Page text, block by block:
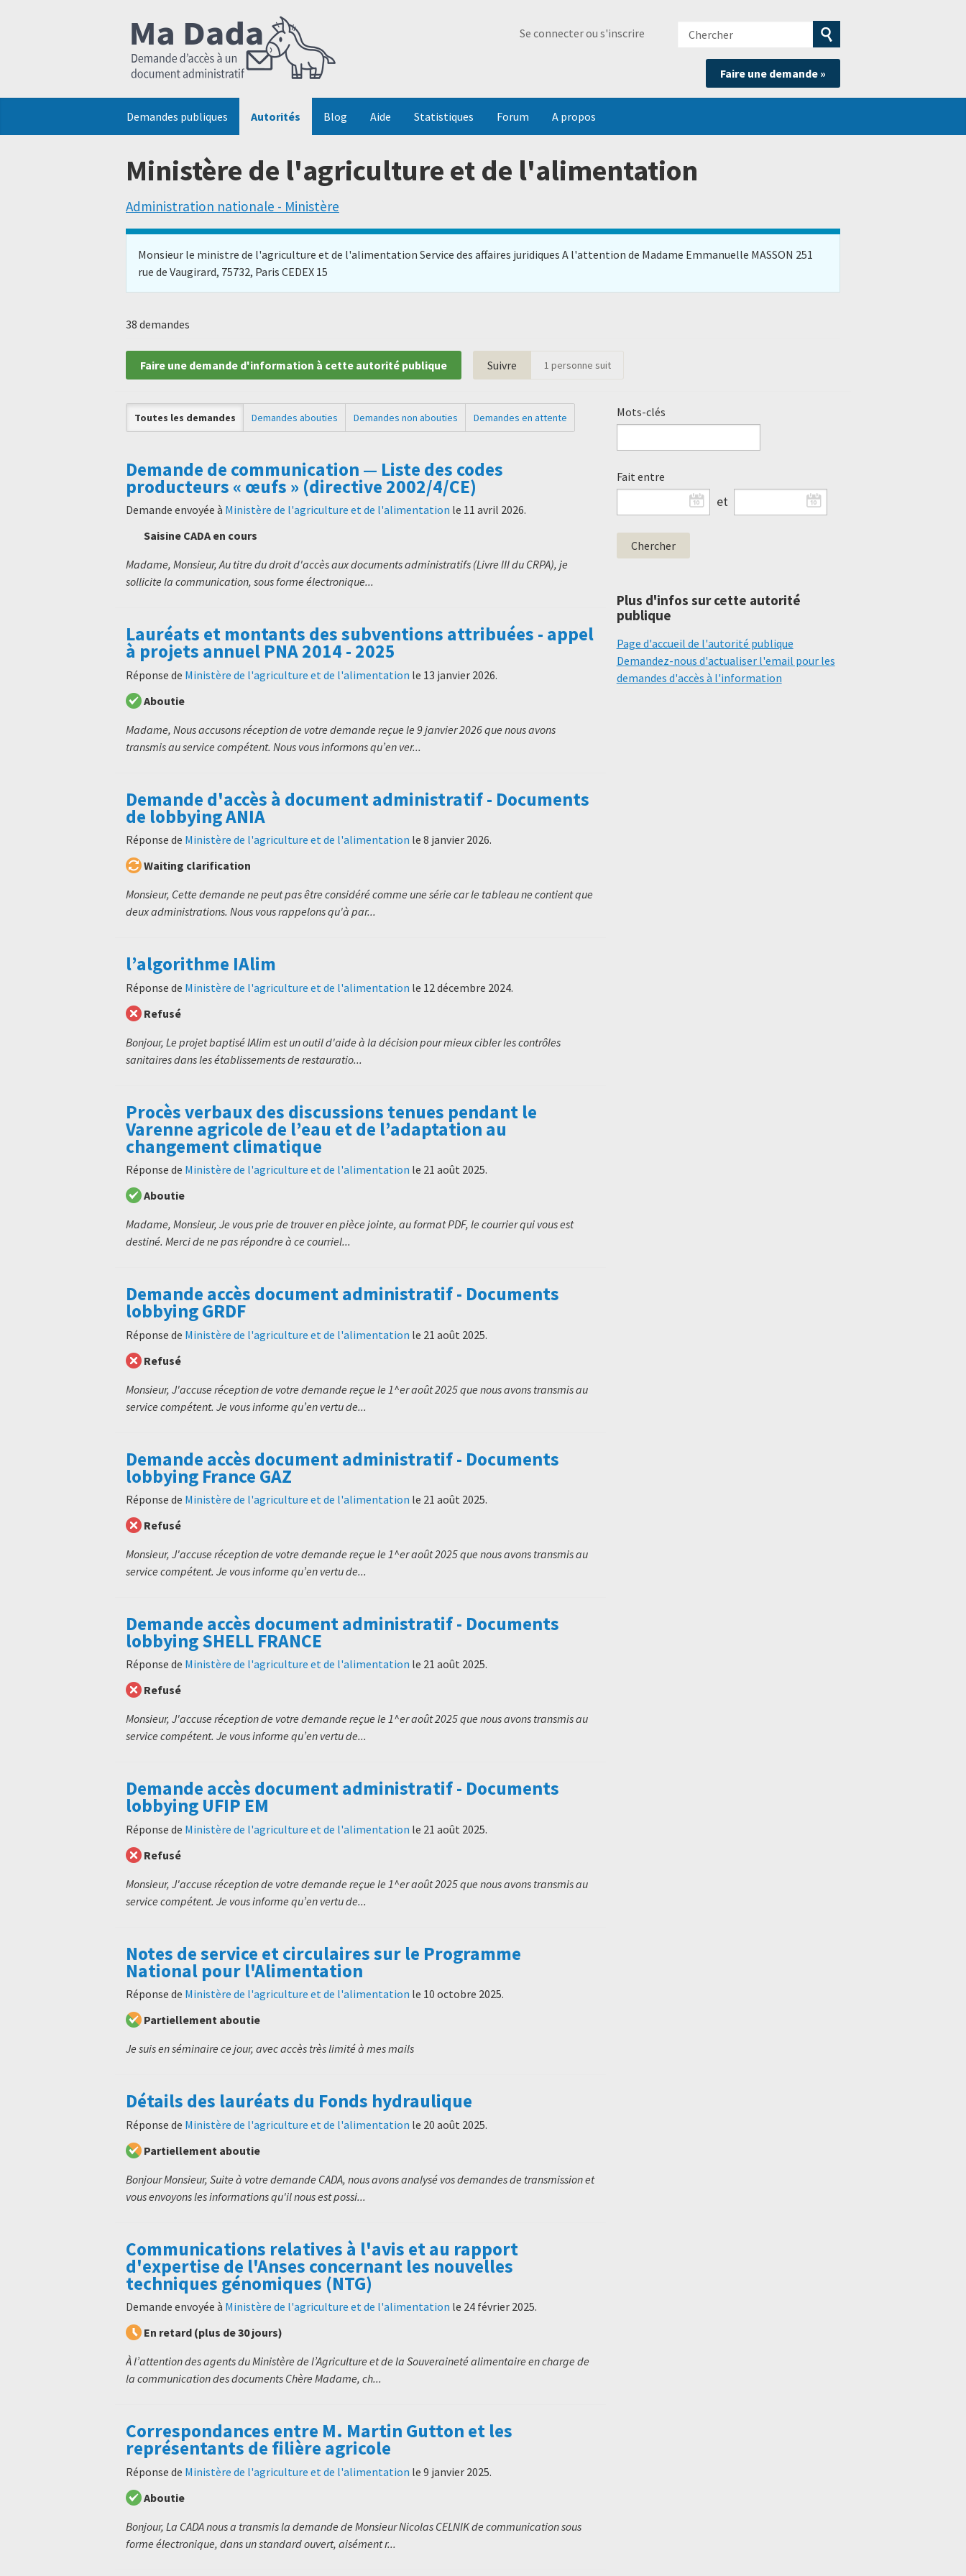
Se connecter ou s'inscrire
Chercher
Soumettre
la
recherche
Faire une demande »
Demandes publiques Autorités Blog Aide Statistiques Forum A propos
Ministère de l'agriculture et de l'alimentation
Administration nationale - Ministère
Monsieur le ministre de l'agriculture et de l'alimentation Service des affaires juridiques A l'attention de Madame Emmanuelle MASSON 251
rue de Vaugirard, 75732, Paris CEDEX 15
38 demandes
Faire une demande d'information à cette autorité publique Suivre 1 personne suit
Toutes les demandes Demandes abouties Demandes non abouties Demandes en attente
Demande de communication — Liste des codes
producteurs « œufs » (directive 2002/4/CE)
Demande envoyée à Ministère de l'agriculture et de l'alimentation le 11 avril 2026.
Saisine CADA en cours
Madame, Monsieur, Au titre du droit d'accès aux documents administratifs (Livre III du CRPA), je
sollicite la communication, sous forme électronique...
Lauréats et montants des subventions attribuées - appel
à projets annuel PNA 2014 - 2025
Réponse de Ministère de l'agriculture et de l'alimentation le 13 janvier 2026.
Aboutie
Madame, Nous accusons réception de votre demande reçue le 9 janvier 2026 que nous avons
transmis au service compétent. Nous vous informons qu’en ver...
Demande d'accès à document administratif - Documents
de lobbying ANIA
Réponse de Ministère de l'agriculture et de l'alimentation le 8 janvier 2026.
Waiting clarification
Monsieur, Cette demande ne peut pas être considéré comme une série car le tableau ne contient que
deux administrations. Nous vous rappelons qu'à par...
l’algorithme IAlim
Réponse de Ministère de l'agriculture et de l'alimentation le 12 décembre 2024.
Refusé
Bonjour, Le projet baptisé IAlim est un outil d'aide à la décision pour mieux cibler les contrôles
sanitaires dans les établissements de restauratio...
Procès verbaux des discussions tenues pendant le
Varenne agricole de l’eau et de l’adaptation au
changement climatique
Réponse de Ministère de l'agriculture et de l'alimentation le 21 août 2025.
Aboutie
Madame, Monsieur, Je vous prie de trouver en pièce jointe, au format PDF, le courrier qui vous est
destiné. Merci de ne pas répondre à ce courriel...
Demande accès document administratif - Documents
lobbying GRDF
Réponse de Ministère de l'agriculture et de l'alimentation le 21 août 2025.
Refusé
Monsieur, J'accuse réception de votre demande reçue le 1^er août 2025 que nous avons transmis au
service compétent. Je vous informe qu’en vertu de...
Demande accès document administratif - Documents
lobbying France GAZ
Réponse de Ministère de l'agriculture et de l'alimentation le 21 août 2025.
Refusé
Monsieur, J'accuse réception de votre demande reçue le 1^er août 2025 que nous avons transmis au
service compétent. Je vous informe qu’en vertu de...
Demande accès document administratif - Documents
lobbying SHELL FRANCE
Réponse de Ministère de l'agriculture et de l'alimentation le 21 août 2025.
Refusé
Monsieur, J'accuse réception de votre demande reçue le 1^er août 2025 que nous avons transmis au
service compétent. Je vous informe qu’en vertu de...
Demande accès document administratif - Documents
lobbying UFIP EM
Réponse de Ministère de l'agriculture et de l'alimentation le 21 août 2025.
Refusé
Monsieur, J'accuse réception de votre demande reçue le 1^er août 2025 que nous avons transmis au
service compétent. Je vous informe qu’en vertu de...
Notes de service et circulaires sur le Programme
National pour l'Alimentation
Réponse de Ministère de l'agriculture et de l'alimentation le 10 octobre 2025.
Partiellement aboutie
Je suis en séminaire ce jour, avec accès très limité à mes mails
Détails des lauréats du Fonds hydraulique
Réponse de Ministère de l'agriculture et de l'alimentation le 20 août 2025.
Partiellement aboutie
Bonjour Monsieur, Suite à votre demande CADA, nous avons analysé vos demandes de transmission et
vous envoyons les informations qu'il nous est possi...
Communications relatives à l'avis et au rapport
d'expertise de l'Anses concernant les nouvelles
techniques génomiques (NTG)
Demande envoyée à Ministère de l'agriculture et de l'alimentation le 24 février 2025.
En retard (plus de 30 jours)
À l’attention des agents du Ministère de l’Agriculture et de la Souveraineté alimentaire en charge de
la communication des documents Chère Madame, ch...
Correspondances entre M. Martin Gutton et les
représentants de filière agricole
Réponse de Ministère de l'agriculture et de l'alimentation le 9 janvier 2025.
Aboutie
Bonjour, La CADA nous a transmis la demande de Monsieur Nicolas CELNIK de communication sous
forme électronique, dans un standard ouvert, aisément r...
Mots-clés
Fait entre
et
Plus d'infos sur cette autorité
publique
Page d'accueil de l'autorité publique
Demandez-nous d'actualiser l'email pour les
demandes d'accès à l'information